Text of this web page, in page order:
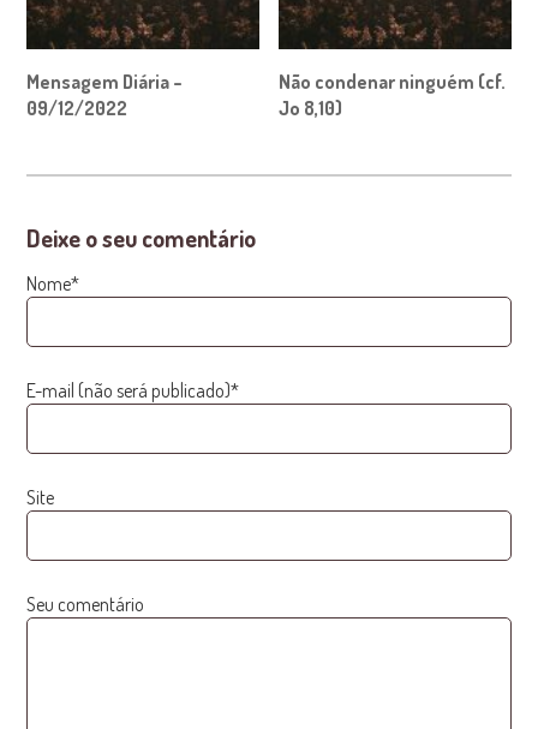
Mensagem Diária –
09/12/2022
Não condenar ninguém (cf.
Jo 8,10)
Deixe o seu comentário
Nome*
E-mail (não será publicado)*
Site
Seu comentário